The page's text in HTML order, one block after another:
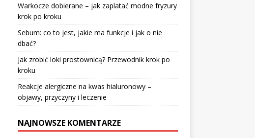
Warkocze dobierane – jak zaplatać modne fryzury
krok po kroku
Sebum: co to jest, jakie ma funkcje i jak o nie
dbać?
Jak zrobić loki prostownicą? Przewodnik krok po
kroku
Reakcje alergiczne na kwas hialuronowy –
objawy, przyczyny i leczenie
NAJNOWSZE KOMENTARZE